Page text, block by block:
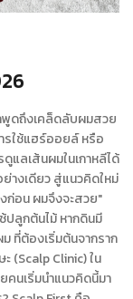
พูดถึงเคล็ดลับผมสวย
รใช้แฮร์ออยล์ หรือ
แลเส้นผมในเกาหลีได้
างเดียว สู่แนวคิดใหม่
ก่อน ผมจึงจะสวย"
ปลูกต้นไม้ หากดินมี
ที่ต้องเริ่มต้นจากราก
(Scalp Clinic) ใน
คนเริ่มนำแนวคิดนี้มา